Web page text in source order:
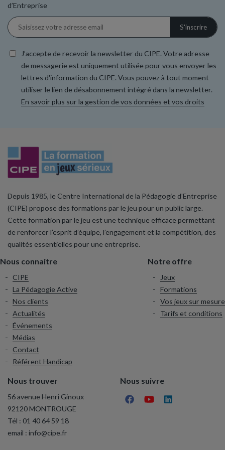
d’Entreprise
J’accepte de recevoir la newsletter du CIPE. Votre adresse
de messagerie est uniquement utilisée pour vous envoyer les
lettres d'information du CIPE. Vous pouvez à tout moment
utiliser le lien de désabonnement intégré dans la newsletter.
En savoir plus sur la gestion de vos données et vos droits
Depuis 1985, le Centre International de la Pédagogie d’Entreprise
(CIPE) propose des formations par le jeu pour un public large.
Cette formation par le jeu est une technique efficace permettant
de renforcer l’esprit d’équipe, l’engagement et la compétition, des
qualités essentielles pour une entreprise.
Nous connaitre
CIPE
La Pédagogie Active
Nos clients
Actualités
Événements
Médias
Contact
Référent Handicap
Notre offre
Jeux
Formations
Vos jeux sur mesure
Tarifs et conditions
Nous trouver
56 avenue Henri Ginoux
92120 MONTROUGE
Tél : 01 40 64 59 18
email : info@cipe.fr
Nous suivre